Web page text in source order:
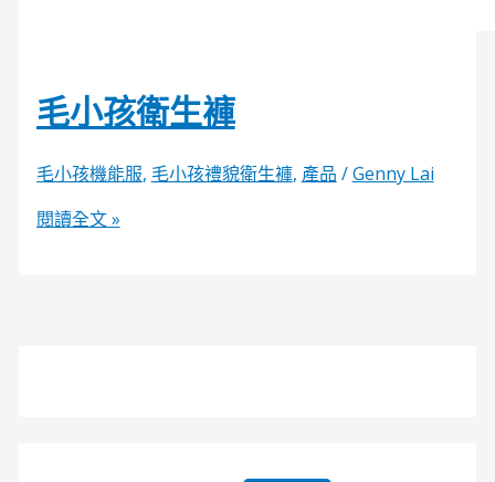
毛小孩衛生褲
毛小孩機能服, 毛小孩禮貌衛生褲, 產品 /Genny Lai
閱讀全文 »